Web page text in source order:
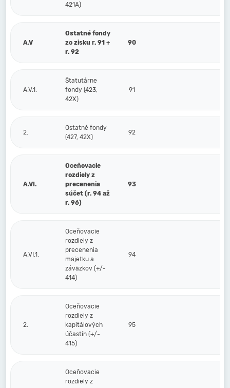
421A)
A.V
Ostatné fondy
zo zisku r. 91 +
r. 92
90
A.V.1.
Štatutárne
fondy (423,
42X)
91
2.
Ostatné fondy
(427, 42X)
92
A.VI.
Oceňovacie
rozdiely z
precenenia
súčet (r. 94 až
r. 96)
93
A.VI.1.
Oceňovacie
rozdiely z
precenenia
majetku a
záväzkov (+/-
414)
94
2.
Oceňovacie
rozdiely z
kapitálových
účastín (+/-
415)
95
Oceňovacie
rozdiely z